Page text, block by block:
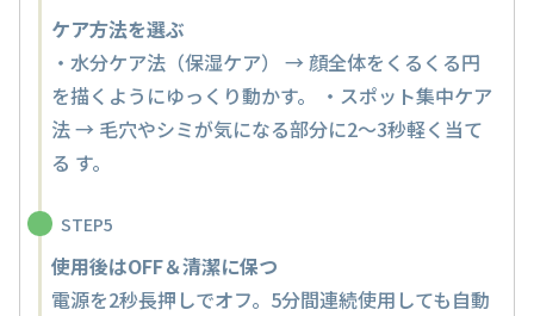
ケア方法を選ぶ
・水分ケア法（保湿ケア） → 顔全体をくるくる円
を描くようにゆっくり動かす。 ・スポット集中ケア
法 → 毛穴やシミが気になる部分に2〜3秒軽く当て
る す。
STEP5
使用後はOFF＆清潔に保つ
電源を2秒長押しでオフ。5分間連続使用しても自動